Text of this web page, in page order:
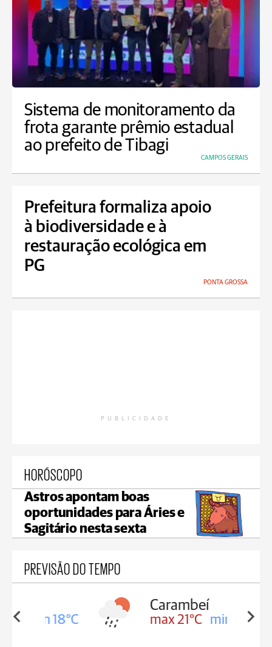
Sistema de monitoramento da
frota garante prêmio estadual
ao prefeito de Tibagi
CAMPOS GERAIS
Prefeitura formaliza apoio
à biodiversidade e à
restauração ecológica em
PG
PONTA GROSSA
PUBLICIDADE
HORÓSCOPO
Astros apontam boas
oportunidades para Áries e
Sagitário nesta sexta
PREVISÃO DO TEMPO
18°C
Carambeí
max 21°C min 18°C